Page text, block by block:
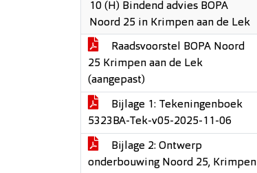
10 (H) Bindend advies BOPA
Noord 25 in Krimpen aan de Lek
Raadsvoorstel BOPA Noord
25 Krimpen aan de Lek
(aangepast)
Bijlage 1: Tekeningenboek
5323BA-Tek-v05-2025-11-06
Bijlage 2: Ontwerp
onderbouwing Noord 25, Krimpen